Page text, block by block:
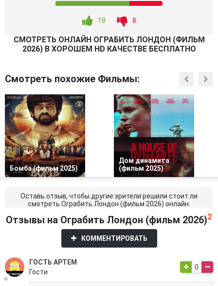
18 8
СМОТРEТЬ ОНЛАЙН ОГРАБИТЬ ЛОНДОН (ФИЛЬМ
2026) В ХОРОШЕМ HD КАЧЕСТВЕ БЕСПЛАТНО
Смотреть похожие Фильмы:
Бомба (фильм 2025)
Дом динамита
(фильм 2025)
Оставь отзыв, чтобы другие зрители решили стоит ли
смотреть Ограбить Лондон (фильм 2026) онлайн.
Отзывы на Ограбить Лондон (фильм 2026)2
КОММЕНТИРОВАТЬ
ГОСТЬ АРТЕМ
Гости
0